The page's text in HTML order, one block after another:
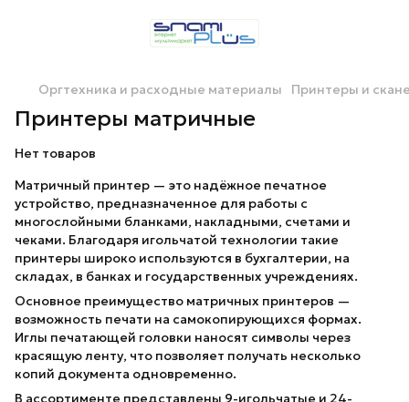
Оргтехника и расходные материалы Принтеры и
Принтеры матричные
Нет товаров
Матричный принтер — это надёжное печатное
устройство, предназначенное для работы с
многослойными бланками, накладными, счетами и
чеками. Благодаря игольчатой технологии такие
принтеры широко используются в бухгалтерии, на
складах, в банках и государственных учреждениях.
Основное преимущество матричных принтеров —
возможность печати на самокопирующихся формах.
Иглы печатающей головки наносят символы через
красящую ленту, что позволяет получать несколько
копий документа одновременно.
В ассортименте представлены 9-игольчатые и 24-